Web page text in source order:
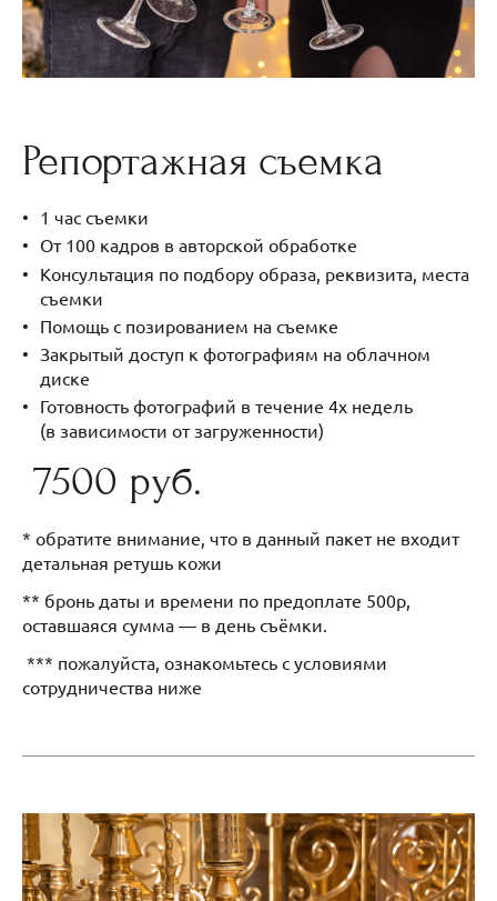
Репортажная съемка
1 час съемки
От 100 кадров в авторской обработке
Консультация по подбору образа, реквизита, места
съемки
Помощь с позированием на съемке
Закрытый доступ к фотографиям на облачном
диске
Готовность фотографий в течение 4х недель
(в зависимости от загруженности)
7500 руб.
* обратите внимание, что в данный пакет не входит
детальная ретушь кожи
** бронь даты и времени по предоплате 500р,
оставшаяся сумма — в день съёмки.
*** пожалуйста, ознакомьтесь с условиями
сотрудничества ниже